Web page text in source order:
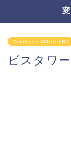
VistaQuest VQ1015 R2
ビスタワー